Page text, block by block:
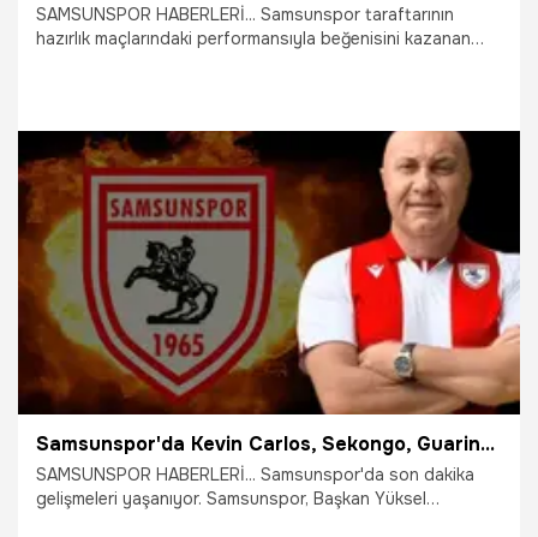
SAMSUNSPOR HABERLERİ... Samsunspor taraftarının
hazırlık maçlarındaki performansıyla beğenisini kazanan
alakalı sosyal medyadan açıklama yaptı.
5.08.2026 Samsun
Samsunspor'da Kevin Carlos, Sekongo, Guarino derken bomba patladı! Yüksel Yıldırım yıldız transferi açıkladı
SAMSUNSPOR HABERLERİ... Samsunspor'da son dakika
gelişmeleri yaşanıyor. Samsunspor, Başkan Yüksel